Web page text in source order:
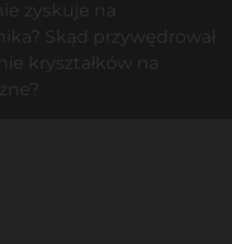
zyskuje na
Skąd przywędrował
kryształków na